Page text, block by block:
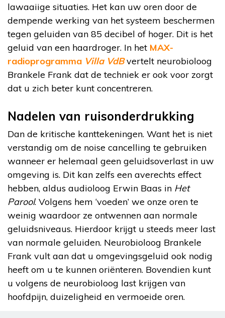
lawaaiige situaties. Het kan uw oren door de
dempende werking van het systeem beschermen
tegen geluiden van 85 decibel of hoger. Dit is het
geluid van een haardroger. In het MAX-
radioprogramma Villa VdBvertelt neurobioloog
Brankele Frank dat de techniek er ook voor zorgt
dat u zich beter kunt concentreren.
Nadelen van ruisonderdrukking
Dan de kritische kanttekeningen. Want het is niet
verstandig om de noise cancelling te gebruiken
wanneer er helemaal geen geluidsoverlast in uw
omgeving is. Dit kan zelfs een averechts effect
hebben, aldus audioloog Erwin Baas in Het
Parool. Volgens hem ‘voeden’ we onze oren te
weinig waardoor ze ontwennen aan normale
geluidsniveaus. Hierdoor krijgt u steeds meer last
van normale geluiden. Neurobioloog Brankele
Frank vult aan dat u omgevingsgeluid ook nodig
heeft om u te kunnen oriënteren. Bovendien kunt
u volgens de neurobioloog last krijgen van
hoofdpijn, duizeligheid en vermoeide oren.